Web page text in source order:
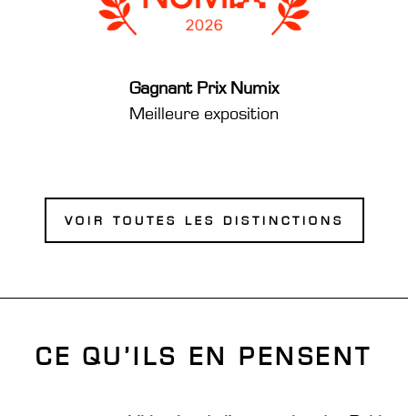
Gagnant Prix Numix
Meilleure exposition
VOIR TOUTES LES DISTINCTIONS
CE QU’ILS EN PENSENT